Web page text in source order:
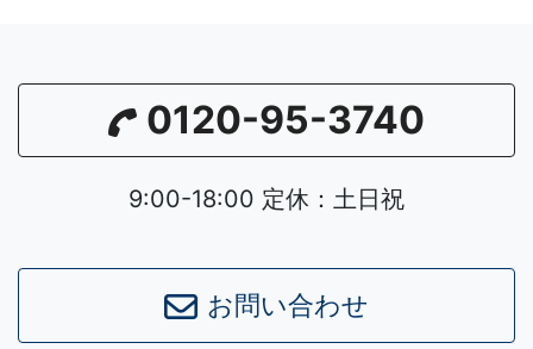
0120-95-3740
9:00-18:00 定休：土日祝
お問い合わせ